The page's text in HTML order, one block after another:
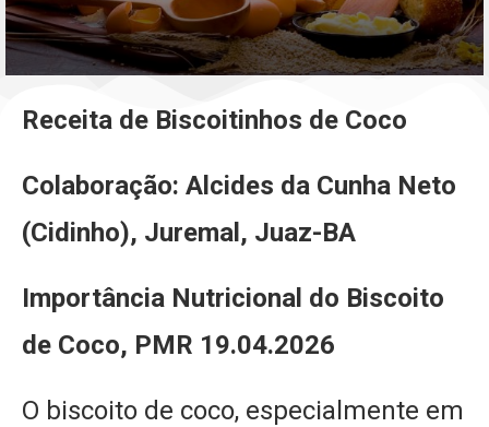
Receita de Biscoitinhos de Coco
Colaboração: Alcides da Cunha Neto
(Cidinho), Juremal, Juaz-BA
Importância Nutricional do Biscoito
de Coco, PMR 19.04.2026
O biscoito de coco, especialmente em